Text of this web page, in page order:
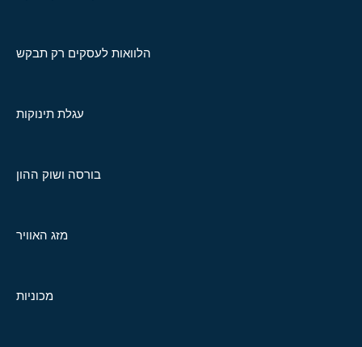
הלוואות לעסקים רק תבקש
עגלת תינוקות
בורסה ושוק ההון
מזג האוויר
מכוניות